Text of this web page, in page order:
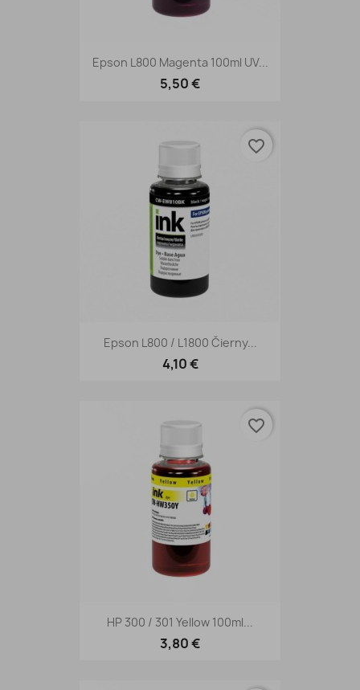
Epson L800 Magenta 100ml UV...
5,50 €
Epson L800 / L1800 Čierny...
4,10 €
favorite_border
HP 300 / 301 Yellow 100ml...
3,80 €
favorite_border